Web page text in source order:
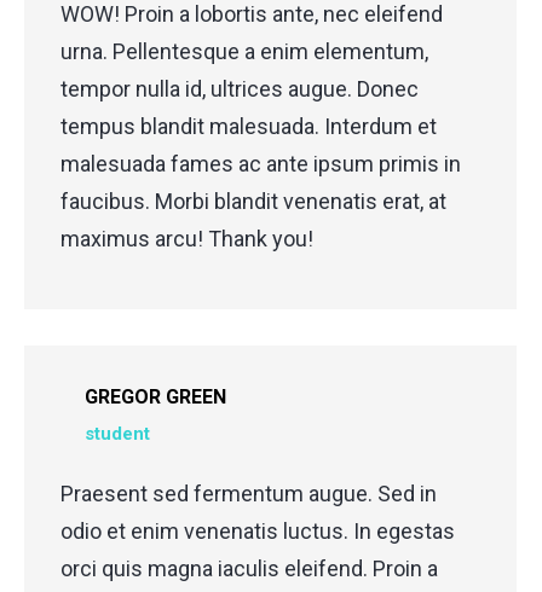
WOW! Proin a lobortis ante, nec eleifend
urna. Pellentesque a enim elementum,
tempor nulla id, ultrices augue. Donec
tempus blandit malesuada. Interdum et
malesuada fames ac ante ipsum primis in
faucibus. Morbi blandit venenatis erat, at
maximus arcu! Thank you!
GREGOR GREEN
student
Praesent sed fermentum augue. Sed in
odio et enim venenatis luctus. In egestas
orci quis magna iaculis eleifend. Proin a